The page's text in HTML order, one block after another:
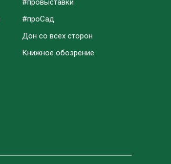
#провыставки
#проСад
Дон со всех сторон
Книжное обозрение